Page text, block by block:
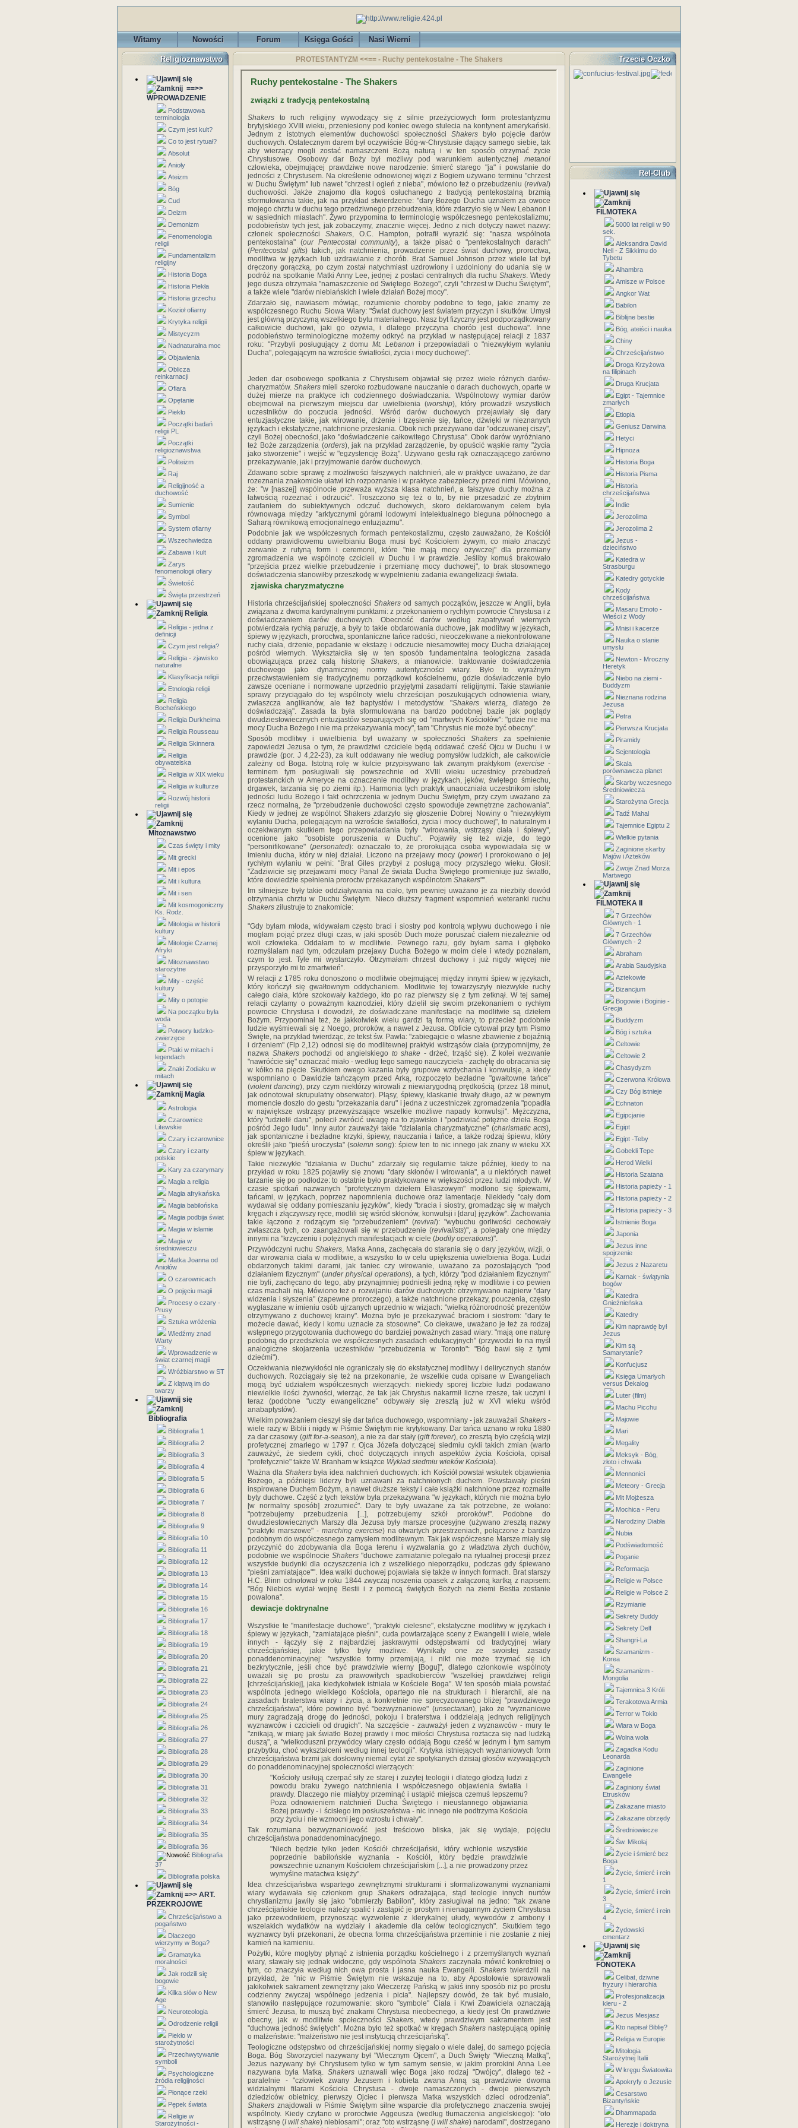
Witamy Nowości Forum Księga Gości Nasi Wierni
Religioznawstwo
==>>
WPROWADZENIE
Podstawowa
terminologia
Czym jest kult?
Co to jest rytuał?
Absolut
Anioły
Ateizm
Bóg
Cud
Deizm
Demonizm
Fenomenologia
religii
Fundamentalizm
religijny
Historia Boga
Historia Piekła
Historia grzechu
Kozioł ofiarny
Krytyka religii
Mistycyzm
Nadnaturalna moc
Objawienia
Oblicza
reinkarnacji
Ofiara
Opętanie
Piekło
Początki badań
religii PL
Początki
religioznawstwa
Politeizm
Raj
Religijność a
duchowość
Sumienie
Symbol
System ofiarny
Wszechwiedza
Zabawa i kult
Zarys
fenomenologii ofiary
Świetość
Święta przestrzeń
Religia
Religia - jedna z
definicji
Czym jest religia?
Religia - zjawisko
naturalne
Klasyfikacja religii
Etnologia religii
Religia
Bocheńskiego
Religia Durkheima
Religia Rousseau
Religia Skinnera
Religia
obywatelska
Religia w XIX wieku
Religia w kulturze
Rozwój historii
religii
Mitoznawstwo
Czas święty i mity
Mit grecki
Mit i epos
Mit i kultura
Mit i sen
Mit kosmogoniczny
Ks. Rodz.
Mitologia w historii
kultury
Mitologie Czarnej
Afryki
Mitoznawstwo
starożytne
Mity - część
kultury
Mity o potopie
Na początku była
woda
Potwory ludzko-
zwierzęce
Ptaki w mitach i
legendach
Znaki Zodiaku w
mitach
Magia
Astrologia
Czarownice
Litewskie
Czary i czarownice
Czary i czarty
polskie
Kary za czarymary
Magia a religia
Magia afrykańska
Magia babilońska
Magia podbija świat
Magia w islamie
Magia w
średniowieczu
Matka Joanna od
Aniołów
O czarownicach
O pojęciu magii
Procesy o czary -
Prusy
Sztuka wróżenia
Wiedźmy znad
Warty
Wprowadzenie w
świat czarnej magii
Wróżbiarstwo w ST
Z klątwą im do
twarzy
Bibliografia
Bibliografia 1
Bibliografia 2
Bibliografia 3
Bibliografia 4
Bibliografia 5
Bibliografia 6
Bibliografia 7
Bibliografia 8
Bibliografia 9
Bibliografia 10
Bibliografia 11
Bibliografia 12
Bibliografia 13
Bibliografia 14
Bibliografia 15
Bibliografia 16
Bibliografia 17
Bibliografia 18
Bibliografia 19
Bibliografia 20
Bibliografia 21
Bibliografia 22
Bibliografia 23
Bibliografia 24
Bibliografia 25
Bibliografia 26
Bibliografia 27
Bibliografia 28
Bibliografia 29
Bibliografia 30
Bibliografia 31
Bibliografia 32
Bibliografia 33
Bibliografia 34
Bibliografia 35
Bibliografia 36
Bibliografia
37
Bibliografia polska
=>> ART.
PRZEKROJOWE
Chrześcijaństwo a
pogaństwo
Dlaczego
wierzymy w Boga?
Gramatyka
moralności
Jak rodzili się
bogowie
Kilka słów o New
Age
Neuroteologia
Odrodzenie religii
Piekło w
starożytności
Przechwytywanie
symboli
Psychologiczne
źródła religijności
Płonące rzeki
Pępek świata
Religie w
Starożytności -
PROTESTANTYZM <<== - Ruchy pentekostalne - The Shakers
Ruchy pentekostalne - The Shakers
związki z tradycją pentekostalną
Shakers to ruch religijny wywodzący się z silnie przeżyciowych form protestantyzmu
brytyjskiego XVIII wieku, przeniesiony pod koniec owego stulecia na kontynent amerykański.
Jednym z istotnych elementów duchowości społeczności Shakers było pojęcie darów
duchowych. Ostatecznym darem był oczywiście Bóg-w-Chrystusie dający samego siebie, tak
aby wierzący mogli zostać namaszczeni Bożą naturą i w ten sposób otrzymać życie
Chrystusowe. Osobowy dar Boży był możliwy pod warunkiem autentycznej metanoi
człowieka, obejmującej prawdziwe nowe narodzenie: śmierć starego "ja" i powstanie do
jedności z Chrystusem. Na określenie odnowionej więzi z Bogiem używano terminu "chrzest
w Duchu Świętym" lub nawet "chrzest i ogień z nieba", mówiono też o przebudzeniu (revival)
duchowości. Jakże znajomo dla kogoś osłuchanego z tradycją pentekostalną brzmią
sformułowania takie, jak na przykład stwierdzenie: "dary Bożego Ducha uznałem za owoce
mojego chrztu w duchu tego przedziwnego przebudzenia, które zdarzyło się w New Lebanon i
w sąsiednich miastach". Żywo przypomina to terminologię współczesnego pentekostalizmu;
podobieństw tych jest, jak zobaczymy, znacznie więcej. Jedno z nich dotyczy nawet nazwy:
członek społecznościShakers, O.C. Hampton, potrafił wyrazić się: "nasza wspólnota
pentekostalna" (our Pentecostal community), a także pisać o "pentekostalnych darach"
(Pentecostal gifts) takich, jak natchnienia, prowadzenie przez świat duchowy, proroctwa,
modlitwa w językach lub uzdrawianie z chorób. Brat Samuel Johnson przez wiele lat był
dręczony gorączką, po czym został natychmiast uzdrowiony i uzdolniony do udania się w
podróż na spotkanie Matki Anny Lee, jednej z postaci centralnych dla ruchu Shakers. Wtedy
jego dusza otrzymała "namaszczenie od Świętego Bożego", czyli "chrzest w Duchu Świętym",
a także wiele "darów niebiańskich i wiele działań Bożej mocy".
Zdarzało się, nawiasem mówiąc, rozumienie choroby podobne to tego, jakie znamy ze
współczesnego Ruchu Słowa Wiary: "Świat duchowy jest światem przyczyn i skutków. Umysł
jest główną przyczyną wszelkiego bytu materialnego. Nasz byt fizyczny jest podporządkowany
całkowicie duchowi, jaki go ożywia, i dlatego przyczyna chorób jest duchowa". Inne
podobieństwo terminologiczne możemy odkryć na przykład w następującej relacji z 1837
roku: "Przybyli posługujący z domu Mt. Lebanon i przepowiadali o "niezwykłym wylaniu
Ducha", polegającym na wzroście światłości, życia i mocy duchowej".
Jeden dar osobowego spotkania z Chrystusem objawiał się przez wiele różnych darów-
charyzmatów. Shakersmieli szeroko rozbudowane nauczanie o darach duchowych, oparte w
dużej mierze na praktyce ich codziennego doświadczania. Wspólnotowy wymiar darów
obejmował na pierwszym miejscu dar uwielbienia (worship), który prowadził wszystkich
uczestników do poczucia jedności. Wśród darów duchowych przejawiały się dary
entuzjastyczne takie, jak wirowanie, drżenie i trzęsienie się, tańce, dźwięki w nieznanych
językach i ekstatyczne, natchnione przesłania. Obok nich przeżywano dar "odczuwanej ciszy",
czyli Bożej obecności, jako "doświadczenie całkowitego Chrystusa". Obok darów wyróżniano
też Boże zarządzenia (orders), jak na przykład zarządzenie, by opuścić wąskie ramy "życia
jako stworzenie" i wejść w "egzystencję Bożą". Używano gestu rąk oznaczającego zarówno
przekazywanie, jak i przyjmowanie darów duchowych.
Zdawano sobie sprawę z możliwości fałszywych natchnień, ale w praktyce uważano, że dar
rozeznania znakomicie ułatwi ich rozpoznanie i w praktyce zabezpieczy przed nimi. Mówiono,
że: "w [naszej] wspólnocie przeważa wyższa klasa natchnień, a fałszywe duchy można z
łatwością rozeznać i odrzucić". Troszczono się też o to, by nie przesadzić ze zbytnim
zaufaniem do subiektywnych odczuć duchowych, skoro deklarowanym celem była
równowaga między "arktycznymi górami lodowymi intelektualnego bieguna północnego a
Saharą równikową emocjonalnego entuzjazmu".
Podobnie jak we współczesnych formach pentekostalizmu, często zauważano, że Kościół
oddany prawidłowemu uwielbianiu Boga musi być Kościołem żywym, co miało znaczyć
zerwanie z rutyną form i ceremonii, które "nie mają mocy ożywczej" dla przemiany
zgromadzenia we wspólnotę czcicieli w Duchu i w prawdzie. Jeśliby komuś brakowało
"przejścia przez wielkie przebudzenie i przemianę mocy duchowej", to brak stosownego
doświadczenia stanowiłby przeszkodę w wypełnieniu zadania ewangelizacji świata.
zjawiska charyzmatyczne
Historia chrześcijańskiej społeczności Shakersod samych początków, jeszcze w Anglii, była
związana z dwoma kardynalnymi punktami: z przekonaniem o rychłym powrocie Chrystusa i z
doświadczaniem darów duchowych. Obecność darów według zapatrywań wiernych
potwierdzała rychłą paruzję, a były to takie obdarowania duchowe, jak modlitwy w językach,
śpiewy w językach, proroctwa, spontaniczne tańce radości, nieoczekiwane a niekontrolowane
ruchy ciała, drżenie, popadanie w ekstazę i odczucie niesamowitej mocy Ducha działającej
pośród wiernych. Wykształciła się w ten sposób fundamentalna teologiczna zasada
obowiązująca przez całą historię Shakers, a mianowicie: traktowanie doświadczenia
duchowego jako dynamicznej normy autentyczności wiary. Było to wyraźnym
przeciwstawieniem się tradycyjnemu porządkowi kościelnemu, gdzie doświadczenie było
zawsze oceniane i normowane uprzednio przyjętymi zasadami religijnymi. Takie stawianie
sprawy przyciągało do tej wspólnoty wielu chrześcijan poszukujących odnowienia wiary,
zwłaszcza anglikanów, ale też baptystów i metodystów. "Shakers wierzą, dlatego że
doświadczają". Zasada ta była sformułowana na bardzo podobnej bazie jak poglądy
dwudziestowiecznych entuzjastów separujących się od "martwych Kościołów": "gdzie nie ma
mocy Ducha Bożego i nie ma przekazywania mocy", tam "Chrystus nie może być obecny".
Sposób modlitwy i uwielbienia był uważany w społecznościShakers za spełnienie
zapowiedzi Jezusa o tym, że prawdziwi czciciele będą oddawać cześć Ojcu w Duchu i w
prawdzie (por. J 4,22-23), za kult oddawany nie według pomysłów ludzkich, ale całkowicie
zależny od Boga. Istotną rolę w kulcie przypisywano tak zwanym praktykom (exercise-
terminem tym posługiwali się powszechnie od XVIII wieku uczestnicy przebudzeń
protestanckich w Ameryce na oznaczenie modlitwy w językach, jęków, świętego śmiechu,
drgawek, tarzania się po ziemi itp.). Harmonia tych praktyk unaoczniała uczestnikom istotę
jedności ludu Bożego i fakt ochrzczenia w jednym Duchu Świętym, przy czym uważano za
rzecz normalną, że "przebudzenie duchowości często spowoduje zewnętrzne zachowania".
Kiedy w jednej ze wspólnot Shakers zdarzyło się głoszenie Dobrej Nowiny o "niezwykłym
wylaniu Ducha, polegającym na wzroście światłości, życia i mocy duchowej", to naturalnym i
oczekiwanym skutkiem tego przepowiadania były "wirowania, wstrząsy ciała i śpiewy",
ocenione jako "osobiste poruszenia w Duchu". Pojawiły się też wizje, do tego
"personifikowane" (personated): oznaczało to, że prorokująca osoba wypowiadała się w
imieniu ducha, który w niej działał. Liczono na przejawy mocy (power) i prorokowano o jej
rychłym wylaniu w pełni: "Brat Giles przybył z posługą mocy przyszłego wieku. Głosił:
"Zadziwicie się przejawami mocy Pana! Ze świata Ducha Świętego promieniuje już światło,
które dowiedzie spełnienia proroctw przekazanych wspólnotom Shakers"".
Im silniejsze były takie oddziaływania na ciało, tym pewniej uważano je za niezbity dowód
otrzymania chrztu w Duchu Świętym. Nieco dłuższy fragment wspomnień weteranki ruchu
Shakers zilustruje to znakomicie:
"Gdy byłam młoda, widywałam często braci i siostry pod kontrolą wpływu duchowego i nie
mogłam pojąć przez długi czas, w jaki sposób Duch może poruszać ciałem niezależnie od
woli człowieka. Oddałam to w modlitwie. Pewnego razu, gdy byłam sama i głęboko
rozmyślałam nad tym, odczułam przejawy Ducha Bożego w moim ciele i wtedy poznałam,
czym to jest. Tyle mi wystarczyło. Otrzymałam chrzest duchowy i już nigdy więcej nie
przysporzyło mi to zmartwień".
W relacji z 1785 roku donoszono o modlitwie obejmującej między innymi śpiew w językach,
który kończył się gwałtownym oddychaniem. Modlitwie tej towarzyszyły niezwykłe ruchy
całego ciała, które szokowały każdego, kto po raz pierwszy się z tym zetknął. W tej samej
relacji czytamy o poważnym kaznodziei, który dzielił się swoim przekonaniem o rychłym
powrocie Chrystusa i dowodził, że doświadczane manifestacje na modlitwie są dziełem
Bożym. Przypominał też, że jakkolwiek wielu gardzi tą formą wiary, to przecież podobnie
ludzie wyśmiewali się z Noego, proroków, a nawet z Jezusa. Obficie cytował przy tym Pismo
Święte, na przykład twierdząc, że tekst św. Pawła: "zabiegajcie o własne zbawienie z bojaźnią
i drżeniem" (Flp 2,12) odnosi się do modlitewnej praktyki wstrząsów ciała (przypomnijmy, że
nazwa Shakerspochodzi od angielskiego to shake - drżeć, trząść się). Z kolei wezwanie
"nawróćcie się" oznaczać miało - według tego samego nauczyciela - zachętę do obracania się
w kółko na pięcie. Skutkiem owego kazania były grupowe wzdychania i konwulsje, a kiedy
wspomniano o Dawidzie tańczącym przed Arką, rozpoczęto bezładne "gwałtowne tańce"
(violent dancing), przy czym niektórzy wirowali z niewiarygodną prędkością (przez 18 minut,
jak odnotował skrupulatny obserwator). Pląsy, śpiewy, klaskanie trwały długo, aż w pewnym
momencie doszło do gestu "przekazania daru" i jedna z uczestniczek zgromadzenia "popadła
w największe wstrząsy przewyższające wszelkie możliwe napady konwulsji". Mężczyzna,
który "udzielił daru", polecił zwrócić uwagę na to zjawisko i "podziwiać potężne dzieła Boga
pośród Jego ludu". Inny autor zauważył takie "działania charyzmatyczne" (charismatic acts),
jak spontaniczne i bezładne krzyki, śpiewy, nauczania i tańce, a także rodzaj śpiewu, który
określił jako "pieśń uroczysta" (solemn song): śpiew ten to nic innego jak znany w wieku XX
śpiew w językach.
Takie niezwykłe "działania w Duchu" zdarzały się regularnie także później, kiedy to na
przykład w roku 1825 pojawiły się znowu "dary skłonów i wirowania", a u niektórych nawet
tarzanie się po podłodze: to ostatnie było praktykowane w większości przez ludzi młodych. W
czasie spotkań nazwanych "profetycznym dziełem Eliaszowym" modlono się śpiewami,
tańcami, w językach, poprzez napomnienia duchowe oraz lamentacje. Niekiedy "cały dom
wydawał się oddany pomieszaniu języków", kiedy "bracia i siostry, gromadząc się w małych
kręgach i złączywszy ręce, modlili się wśród skłonów, konwulsji i [daru] języków". Zachowania
takie łączono z rodzącym się "przebudzeniem" (revival): "wybuchu gorliwości cechowały
zwłaszcza tych, co zaangażowali się w przebudzenie (revivalists)", a polegały one między
innymi na "krzyczeniu i potężnych manifestacjach w ciele (bodily operations)".
Przywódczyni ruchu Shakers, Matka Anna, zachęcała do starania się o dary języków, wizji, o
dar wirowania ciała w modlitwie, a wszystko to w celu upiększenia uwielbienia Boga. Ludzi
obdarzonych takimi darami, jak taniec czy wirowanie, uważano za pozostających "pod
działaniem fizycznym" (under physical operations), a tych, którzy "pod działaniem fizycznym"
nie byli, zachęcano do tego, aby przynajmniej podnieśli jedną rękę w modlitwie i co pewien
czas machali nią. Mówiono też o rozwijaniu darów duchowych: otrzymywano najpierw "dary
widzenia i słyszenia" (zapewne proroczego), a także natchnione przekazy, pouczenia, często
wygłaszane w imieniu osób ujrzanych uprzednio w wizjach: "wielką różnorodność prezentów
otrzymywano z duchowej krainy". Można było je przekazywać braciom i siostrom: "dary te
możecie dawać, kiedy i komu uznacie za stosowne". Co ciekawe, uważano je też za rodzaj
wstępnego przygotowania duchowego do bardziej poważnych zasad wiary: "mają one naturę
podobną do przedszkola we współczesnych zasadach edukacyjnych" (przywodzi to na myśl
analogiczne skojarzenia uczestników "przebudzenia w Toronto": "Bóg bawi się z tymi
dziećmi").
Oczekiwania niezwykłości nie ograniczały się do ekstatycznej modlitwy i delirycznych stanów
duchowych. Rozciągały się też na przekonanie, że wszelkie cuda opisane w Ewangeliach
mogą być udziałem współczesnych wierzących: niekiedy sporej liczbie ludzi podawano
niewielkie ilości żywności, wierząc, że tak jak Chrystus nakarmił liczne rzesze, tak uczyni i
teraz (podobne "uczty ewangeliczne" odbywały się zresztą już w XVI wieku wśród
anabaptystów).
Wielkim poważaniem cieszył się dar tańca duchowego, wspomniany - jak zauważali Shakers -
wiele razy w Biblii i nigdy w Piśmie Świętym nie krytykowany. Dar tańca uznano w roku 1880
za dar czasowy (gift for-a-season), a nie za dar stały (gift forever), co zresztą było częścią wizji
profetycznej zmarłego w 1797 r. Ojca Józefa dotyczącej siedmiu cykli takich zmian (warto
zauważyć, że siedem cykli, choć dotyczących innych aspektów życia Kościoła, opisał
"profetycznie" także W. Branham w książce Wykład siedmiu wieków Kościoła).
Ważna dla Shakersbyła idea natchnień duchowych: ich Kościół powstał wskutek objawienia
Bożego, a późniejsi liderzy byli uznawani za natchnionych duchem. Powstawały pieśni
inspirowane Duchem Bożym, a nawet dłuższe teksty i całe książki natchnione przez rozmaite
byty duchowe. Część z tych tekstów była przekazywana "w językach, których nie można było
[w normalny sposób] zrozumieć". Dary te były uważane za tak potrzebne, że wołano:
"potrzebujemy przebudzenia [...], potrzebujemy szkół proroków!". Podobne do
dwudziestowiecznych Marszy dla Jezusa były marsze procesyjne (używano zresztą nazwy
"praktyki marszowe" - marching exercise) na otwartych przestrzeniach, połączone z bardzo
podobnym do współczesnego zamysłem modlitewnym. Tak jak współczesne Marsze miały się
przyczynić do zdobywania dla Boga terenu i wyzwalania go z władztwa złych duchów,
podobnie we wspólnocie Shakers"duchowe zamiatanie polegało na rytualnej procesji przez
wszystkie budynki dla oczyszczenia ich z wszelkiego nieporządku, podczas gdy śpiewano
"pieśni zamiatające"". Idea walki duchowej pojawiała się także w innych formach. Brat starszy
H.C. Blinn odnotował w roku 1844 zwyczaj noszenia opasek z załączoną kartką z napisem:
"Bóg Niebios wydał wojnę Bestii i z pomocą świętych Bożych na ziemi Bestia zostanie
powalona".
dewiacje doktrynalne
Wszystkie te "manifestacje duchowe", "praktyki cielesne", ekstatyczne modlitwy w językach i
śpiewy w językach, "zamiatające pieśni", cuda powtarzające sceny z Ewangelii i wiele, wiele
innych - łączyły się z najbardziej jaskrawymi odstępstwami od tradycyjnej wiary
chrześcijańskiej, jakie tylko były możliwe. Wynikały one ze swoistej zasady
ponaddenominacyjnej: "wszystkie formy przemijają, i nikt nie może trzymać się ich
bezkrytycznie, jeśli chce być prawdziwie wierny [Bogu]", dlatego członkowie wspólnoty
uważali się po prostu za prawowitych spadkobierców "wszelkiej prawdziwej religii
[chrześcijańskiej], jaka kiedykolwiek istniała w Kościele Boga". W ten sposób miała powstać
wspólnota jednego wielkiego Kościoła, opartego nie na strukturach i hierarchii, ale na
zasadach braterstwa wiary i życia, a konkretnie nie sprecyzowanego bliżej "prawdziwego
chrześcijaństwa", które powinno być "bezwyznaniowe" (unsectarian), jako że "wyznaniowe
mury zagradzają drogę do jedności, pokoju i braterstwa i oddzielają jednych religijnych
wyznawców i czcicieli od drugich". Na szczęście - zauważył jeden z wyznawców - mury te
"znikają, w miarę jak światło Bożej prawdy i moc miłości Chrystusa roztacza się nad ludzką
duszą", a "wielkoduszni przywódcy wiary często oddają Bogu cześć w jednym i tym samym
przybytku, choć wykształceni według innej teologii". Krytyka istniejących wyznaniowych form
chrześcijaństwa brzmi jak dosłowny niemal cytat ze spotykanych dzisiaj głosów wzywających
do ponaddenominacyjnej społeczności wierzących:
"Kościoły usiłują czerpać siły ze starej i zużytej teologii i dlatego głodzą ludzi z
powodu braku żywego natchnienia i współczesnego objawienia światła i
prawdy. Dlaczego nie miałyby przeminąć i ustąpić miejsca czemuś lepszemu?
Poza odnowieniem natchnień Ducha Świętego i nieustannego objawiania
Bożej prawdy - i ścisłego im posłuszeństwa - nic innego nie podtrzyma Kościoła
przy życiu i nie wzmocni jego wzrostu i chwały".
Tak rozumiana bezwyznaniowość jest treściowo bliska, jak się wydaje, pojęciu
chrześcijaństwa ponaddenominacyjnego.
"Niech będzie tylko jeden Kościół chrześcijański, który wchłonie wszystkie
poprzednie babilońskie wyznania - Kościół, który będzie prawdziwie
powszechnie uznanym Kościołem chrześcijańskim [...], a nie prowadzony przez
wymyślne matactwa księży".
Idea chrześcijaństwa wspartego zewnętrznymi strukturami i sformalizowanymi wyznaniami
wiary wydawała się członkom grup Shakers odrażająca, stąd teologie innych nurtów
chrystianizmu jawiły się jako "obmierzły Babilon", który zasługiwał na jedno: "tak zwane
chrześcijańskie teologie należy spalić i zastąpić je prostym i nienagannym życiem Chrystusa
jako przewodnikiem, przynosząc wyzwolenie z klerykalnej ułudy, wywodów z ambony i
wszelakich wydatków na wydziały i akademie dla celów teologicznych". Skutkiem tego
wyznawcy byli przekonani, że obecna forma chrześcijaństwa przeminie i nie zostanie z niej
kamień na kamieniu.
Pożytki, które mogłyby płynąć z istnienia porządku kościelnego i z przemyślanych wyznań
wiary, stawały się jednak widoczne, gdy wspólnotaShakers zaczynała mówić konkretniej o
tym, co znaczyła według nich owa prosta i jasna nauka Ewangelii.Shakers twierdzili na
przykład, że "nic w Piśmie Świętym nie wskazuje na to, aby Apostołowie sprawowali
jakikolwiek sakrament zewnętrzny jako Wieczerzę Pańską w jakiś inny sposób niż po prostu
codzienny zwyczaj wspólnego jedzenia i picia". Najlepszy dowód, że tak być musiało,
stanowiło następujące rozumowanie: skoro "symbole" Ciała i Krwi Zbawiciela oznaczają
śmierć Jezusa, to muszą być znakami Chrystusa nieobecnego, a kiedy jest On prawdziwie
obecny, jak w modlitwie społeczności Shakers, wtedy prawdziwym sakramentem jest
"duchowa jedność świętych". Można było też spotkać w kręgachShakers następującą opinię
o małżeństwie: "małżeństwo nie jest instytucją chrześcijańską".
Teologiczne odstępstwo od chrześcijańskiej normy sięgało o wiele dalej, do samego pojęcia
Boga. Bóg Stworzyciel nazywany był "Wiecznym Ojcem", a Duch Święty "Wieczną Matką",
Jezus nazywany był Chrystusem tylko w tym samym sensie, w jakim prorokini Anna Lee
nazywana była Matką. Shakersuznawali więc Boga jako rodzaj "Dwójcy", dlatego też -
paralelnie - "człowiek zwany Jezusem i kobieta zwana Anną są prawdziwie dwoma
widzialnymi filarami Kościoła Chrystusa - dwoje namaszczonych - dwoje pierwszych
dziedziców obietnicy, pierwszy Ojciec i pierwsza Matka wszystkich dzieci odrodzenia".
Shakers znajdowali w Piśmie Świętym silne wsparcie dla profetycznego znaczenia swojej
wspólnoty. Kiedy czytano w proroctwie Aggeusza (według tłumaczenia angielskiego): "oto
wstrząsnę (I will shake) niebiosami"; oraz "oto wstrząsnę (I will shake) narodami", dostrzegano
Trzecie Oczko
Rel-Club
FILMOTEKA
5000 lat religii w 90
sek.
Aleksandra David
Nell - Z Sikkimu do
Tybetu
Alhambra
Amisze w Polsce
Angkor Wat
Babilon
Biblijne bestie
Bóg, ateiści i nauka
Chiny
Chrześcijaństwo
Droga Krzyżowa
na filipinach
Druga Krucjata
Egipt - Tajemnice
zmarłych
Etiopia
Geniusz Darwina
Hetyci
Hipnoza
Historia Boga
Historia Pisma
Historia
chrześcijaństwa
Indie
Jerozolima
Jerozolima 2
Jezus -
dzieciństwo
Katedra w
Strasburgu
Katedry gotyckie
Kody
chrześcijaństwa
Masaru Emoto -
Wieści z Wody
Mnisi i kacerze
Nauka o stanie
umyslu
Newton - Mroczny
Heretyk
Niebo na ziemi -
Buddyzm
Nieznana rodzina
Jezusa
Petra
Pierwsza Krucjata
Piramidy
Scjentologia
Skala
porównawcza planet
Skarby wczesnego
Średniowiecza
Starożytna Grecja
Tadź Mahal
Tajemnice Egiptu 2
Wielkie pytania
Zaginione skarby
Majów i Azteków
Zwoje Znad Morza
Martwego
FILMOTEKA II
7 Grzechów
Głównych - 1
7 Grzechów
Głównych - 2
Abraham
Arabia Saudyjska
Aztekowie
Bizancjum
Bogowie i Boginie -
Grecja
Buddyzm
Bóg i sztuka
Celtowie
Celtowie 2
Chasydyzm
Czerwona Królowa
Czy Bóg istnieje
Echnaton
Egipcjanie
Egipt
Egipt -Teby
Gobekli Tepe
Herod Wielki
Historia Szatana
Historia papieży - 1
Historia papieży - 2
Historia papieży - 3
Istnienie Boga
Japonia
Jezus inne
spojrzenie
Jezus z Nazaretu
Karnak - świątynia
bogów
Katedra
Gnieźnieńska
Katedry
Kim naprawdę był
Jezus
Kim są
Samarytanie?
Konfucjusz
Księga Umarłych
versus Dekalog
Luter (film)
Machu Picchu
Majowie
Mari
Megality
Meksyk - Bóg,
złoto i chwała
Mennonici
Meteory - Grecja
Mit Mojżesza
Mochica - Peru
Narodziny Diabła
Nubia
Podświadomość
Poganie
Reformacja
Religie w Polsce
Religie w Polsce 2
Rzymianie
Sekrety Buddy
Sekrety Delf
Shangri-La
Szamanizm -
Korea
Szamanizm -
Mongolia
Tajemnica 3 Króli
Terakotowa Armia
Terror w Tokio
Wiara w Boga
Wolna wola
Zagadka Kodu
Leonarda
Zaginione
Ewangelie
Zaginiony świat
Etrusków
Zakazane miasto
Zakazane obrzędy
Średniowiecze
Św. Mikołaj
Życie i śmierć bez
Boga
Życie, śmierć i rein
1
Życie, śmierć i rein
3
Życie, śmierć i rein
4
Żydowski
cmentarz
FONOTEKA
Celibat, dziwne
fryzury i hierarchia
Profesjonalizacja
kleru - 2
Jezus Mesjasz
Kto napisał Biblię?
Religia w Europie
Mitologia
Starożytnej Italii
W kręgu Światowita
Apokryfy o Jezusie
Cesarstwo
Bizantyńskie
Dhammapada
Herezje i doktryna